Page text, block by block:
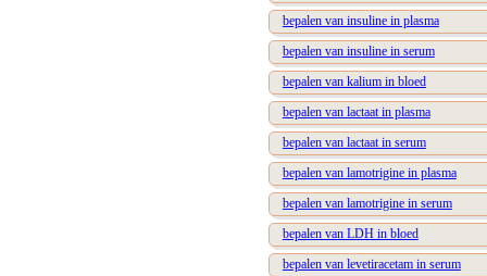
bepalen van insuline in plasma
bepalen van insuline in serum
bepalen van kalium in bloed
bepalen van lactaat in plasma
bepalen van lactaat in serum
bepalen van lamotrigine in plasma
bepalen van lamotrigine in serum
bepalen van LDH in bloed
bepalen van levetiracetam in serum